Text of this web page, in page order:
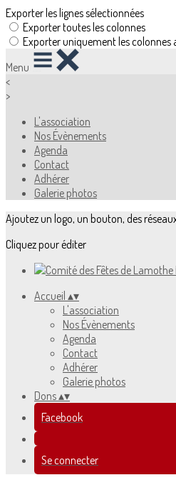
Exporter les lignes sélectionnées
Exporter toutes les colonnes
Exporter uniquement les colonnes
Menu
<
>
L'association
Nos Évènements
Agenda
Contact
Adhérer
Galerie photos
Ajoutez un logo, un bouton, des
Cliquez pour éditer
Accueil ▴▾
L'association
Nos Évènements
Agenda
Contact
Adhérer
Galerie photos
Dons▴▾
Facebook
Se connecter